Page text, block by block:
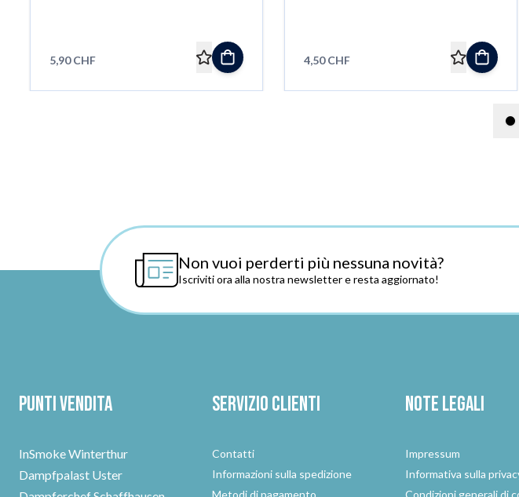
5,90 CHF 4,50 CHF
Non vuoi perderti più nessuna novità?
Iscriviti ora alla nostra newsletter e resta aggiornato!
Punti vendita
InSmoke Winterthur
Dampfpalast Uster
Servizio clienti
Contatti
Informazioni sulla spedizione
Metodi di pagamento
Note legali
Impressum
Informativa sulla
Condizioni generali di